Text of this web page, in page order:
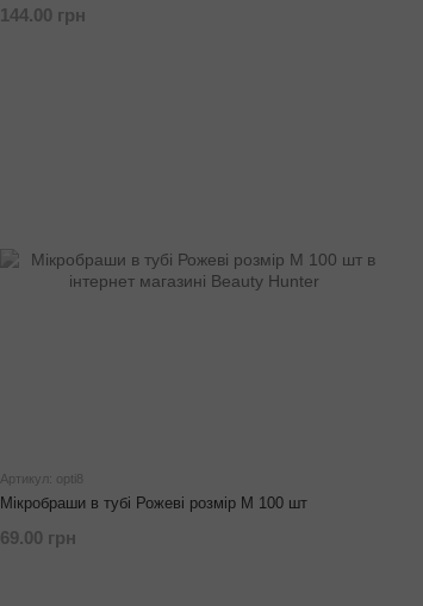
144.00 грн
Артикул: opti8
Мікробраши в тубі Рожеві розмір М 100 шт
69.00 грн